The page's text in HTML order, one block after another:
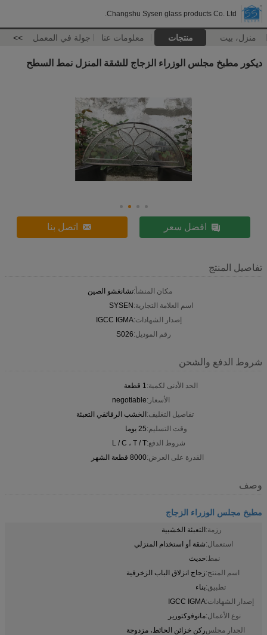
Changshu Sysen glass products Co. Ltd.
منزل، بيت منتجات معلومات عنا جولة في المعمل >>
ديكور مطبخ مجلس الوزراء الزجاج للشقة المنزل نمط السطح
افضل سعر اتصل بنا
تفاصيل المنتج
مكان المنشأ:تشانغشو الصين
اسم العلامة التجارية:SYSEN
إصدار الشهادات:IGCC IGMA
رقم الموديل:S026
شروط الدفع والشحن
الحد الأدنى لكمية:1 قطعة
الأسعار:negotiable
تفاصيل التغليف:الخشب الرقائقي التعبئة
وقت التسليم:25 يوما
شروط الدفع:L / C ، T / T
القدرة على العرض:8000 قطعة الشهر
وصف
مطبخ مجلس الوزراء الزجاج
رزمة:التعبئة الخشبية
استعمال:شقة أو استخدام المنزلي
نمط:حديث
اسم المنتج:زجاج انزلاق الباب الزخرفية
تطبيق:بناء
إصدار الشهادات:IGCC IGMA
نوع الأعمال:مانوفوكتورير
الجدار مجلسركن خزائن الحائط، مزدوجة